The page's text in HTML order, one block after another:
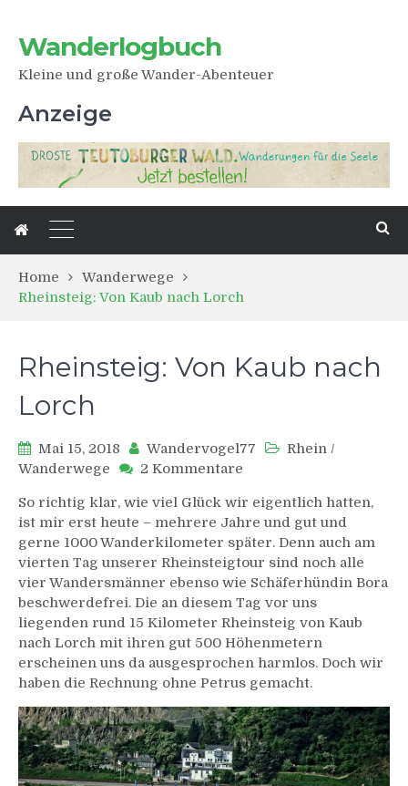
Wanderlogbuch
Kleine und große Wander-Abenteuer
Anzeige
Home
Wanderwege
Rheinsteig: Von Kaub nach Lorch
Rheinsteig: Von Kaub nach
Lorch
Mai 15, 2018 Wandervogel77 Rhein /
Wanderwege
2 Kommentare
Von
Kaub
nach
Lorch
So richtig klar, wie viel Glück wir eigentlich hatten,
ist mir erst heute – mehrere Jahre und gut und
gerne 1000 Wanderkilometer später. Denn auch am
vierten Tag unserer Rheinsteigtour sind noch alle
vier Wandersmänner ebenso wie Schäferhündin Bora
beschwerdefrei. Die an diesem Tag vor uns
liegenden rund 15 Kilometer Rheinsteig von Kaub
nach Lorch mit ihren gut 500 Höhenmetern
erscheinen uns da ausgesprochen harmlos. Doch wir
haben die Rechnung ohne Petrus gemacht.